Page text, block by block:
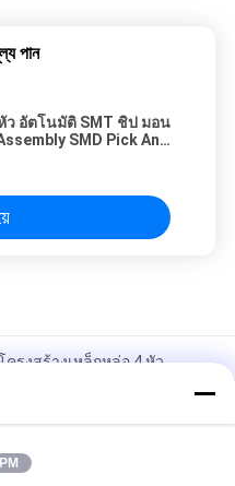
পান
ว อัตโนมัติ SMT ชิป มอน
SMD Pick And
ครงสร้างเหล็กหล่อ 4 หัว
ม่นยำสูง เครื่อง SMT Pick